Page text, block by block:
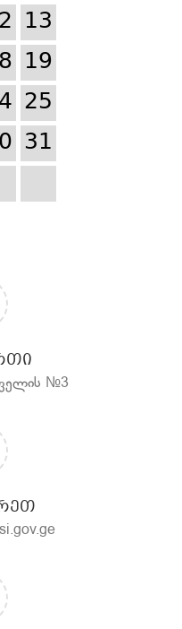
13
19
25
31
№3